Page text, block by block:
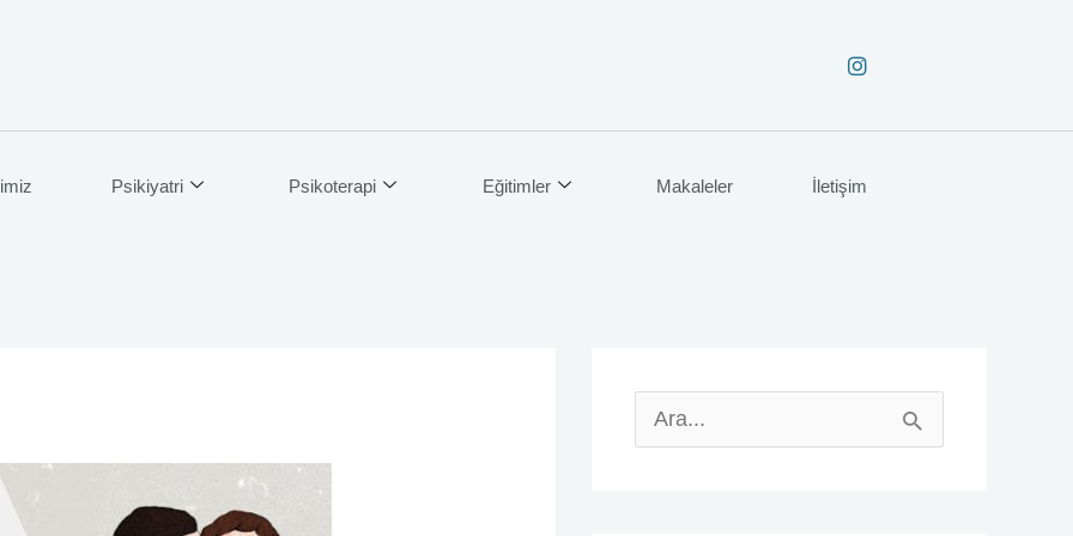
Psikiyatri Psikoterapi Eğitimler Makaleler İletişim